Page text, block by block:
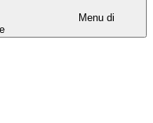
Menu di